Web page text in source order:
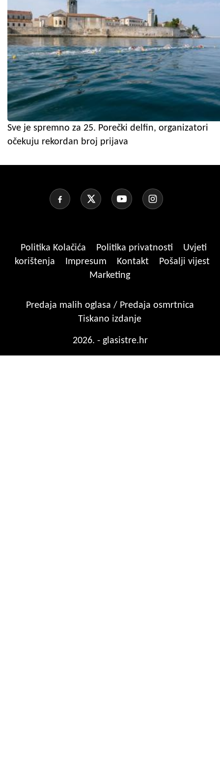
Sve je spremno za 25. Porečki delfin, organizatori
očekuju rekordan broj prijava
Politika Kolačića Politika privatnosti
Uvjeti
korištenja
Impresum Kontakt
Pošalji vijest
Marketing
Predaja malih oglasa / Predaja osmrtnica
Tiskano izdanje
2026. - glasistre.hr